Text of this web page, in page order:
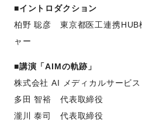
■イントロダクション
柏野 聡彦 東京都医工連携HUB
ャー
■講演「AIMの軌跡」
株式会社 AI メディカルサービス
多田 智裕 代表取締役
瀧川 泰司 代表取締役